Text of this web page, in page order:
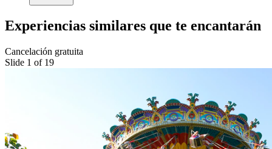
Experiencias similares que te encantarán
Cancelación gratuita
Slide 1 of 19